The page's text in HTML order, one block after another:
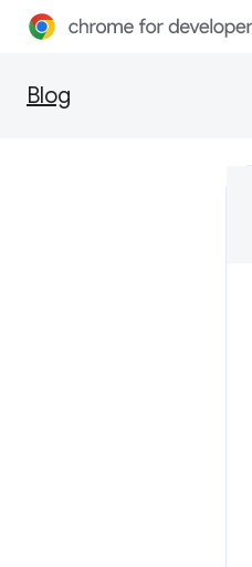
Blog